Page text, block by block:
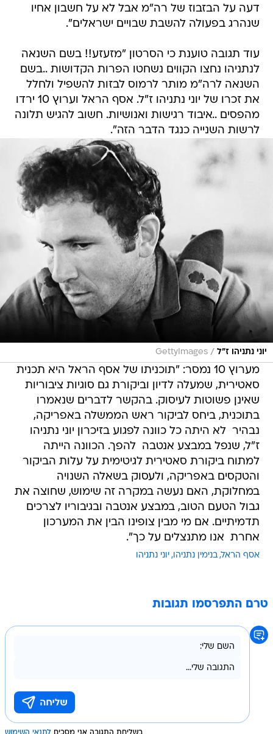
דעה על הבזבוז של רה"מ אבל לא על חשבון אחיו
שנהרג בפעולה להשבת שבויים ישראלים".
עוד תגובה טוענת כי הסרטון "מזעזע!! בשם השנאה
לנתניהו נחצו הקווים נשחטו הפרות הקדושות ..בשם
השנאה לרה"מ מותר לרמוס לבזות להשפיל ולחלל
את זכרו של יוני נתניהו ז"ל. אסף הראל וערוץ 10 ירדו
מהפסים ..איבוד רגישות ואנושיות. חשוב להגיש תלונה
לרשות השנייה כנגד הדבר הזה".
יוני נתניהו ז"ל /
GettyImages
מערוץ 10 נמסר: "תוכניתו של אסף הראל היא תכנית
סאטירית, שמעלה לדיון וביקורת גם סוגיות ציבוריות
שאינן פשוטות לעיסוק. בהקשר לדברים שנאמרו
בתוכנית, ביחס לביקור ראש הממשלה באפריקה,
נבהיר  לא היתה כל כוונה לפגוע בזיכרון יוני נתניהו
ז"ל, שנפל במבצע אנטבה  להפך. הכוונה הייתה
למתוח ביקורת סאטירית לגיטימית על עלות הביקור
והטקסים באפריקה, ולעסוק בשאלה השנויה
במחלוקת, האם נעשה במקרה זה שימוש, שחוצה את
גבול הטעם הטוב, במבצע אנטבה ובגיבוריו לצרכים
תדמיתיים. אם מי מבין צופינו הבין את המערכון
אחרת  אנו מתנצלים על כך".
אסף הראל בנימין נתניהו יוני נתניהו
טרם התפרסמו תגובות